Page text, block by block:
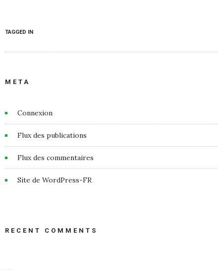
TAGGED IN
META
Connexion
Flux des publications
Flux des commentaires
Site de WordPress-FR
RECENT COMMENTS